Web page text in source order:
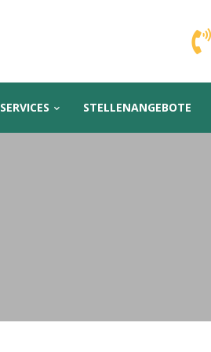
SERVICES STELLENANGEBOTE